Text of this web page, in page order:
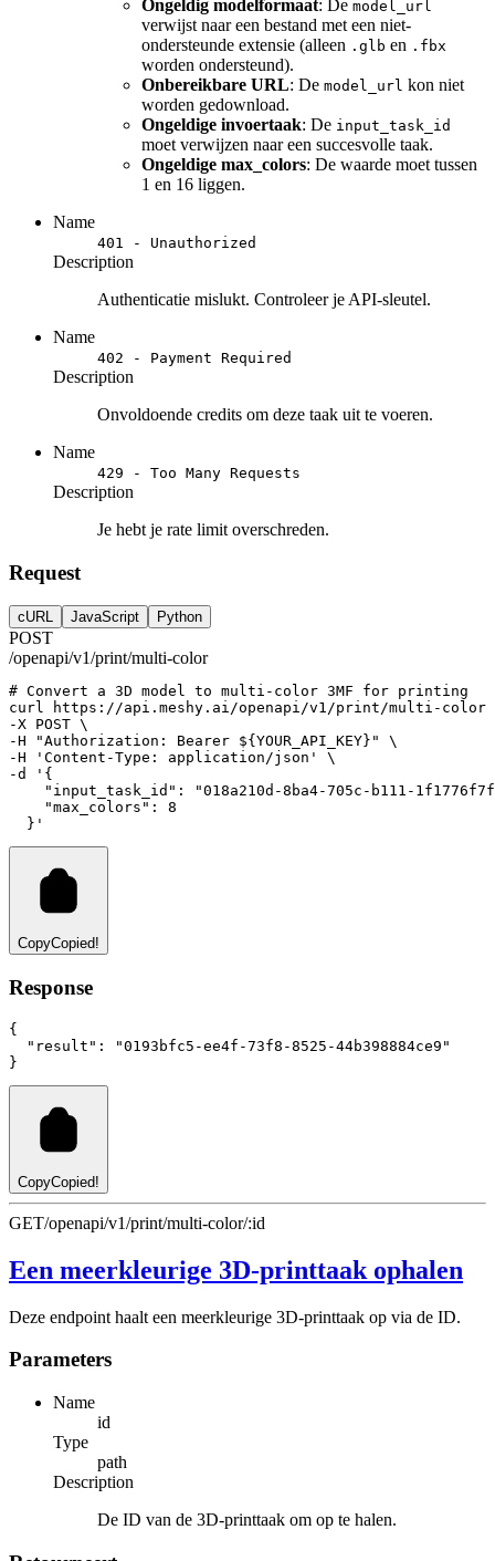
Ongeldig modelformaat: De model_url
verwijst naar een bestand met een niet-
ondersteunde extensie (alleen .glb en .fbx
worden ondersteund).
Onbereikbare URL: De model_url kon niet
worden gedownload.
Ongeldige invoertaak: De input_task_id
moet verwijzen naar een succesvolle taak.
Ongeldige max_colors: De waarde moet tussen
1 en 16 liggen.
Name
401 - Unauthorized
Description
Authenticatie mislukt. Controleer je API-sleutel.
Name
402 - Payment Required
Description
Onvoldoende credits om deze taak uit te voeren.
Name
429 - Too Many Requests
Description
Je hebt je rate limit overschreden.
Request
cURL JavaScript Python
POST
/openapi/v1/print/multi-color
# Convert a 3D model to multi-color 3MF for printing
curl
https://api.meshy.ai/openapi/v1/print/multi-color
-X POST \
-H
"Authorization: Bearer ${YOUR_API_KEY}"
\
-H
'Content-Type: application/json'
\
-d
'{
"input_task_id": "018a210d-8ba4-705c-b111-
    "max_colors": 8
  }'
CopyCopied!
Response
{
"result" :
"0193bfc5-ee4f-73f8-8525-44b398884ce9"
}
CopyCopied!
GET/openapi/v1/print/multi-color/:id
Een meerkleurige 3D-printtaak ophalen
Deze endpoint haalt een meerkleurige 3D-printtaak op via de ID.
Parameters
Name
id
Type
path
Description
De ID van de 3D-printtaak om op te halen.